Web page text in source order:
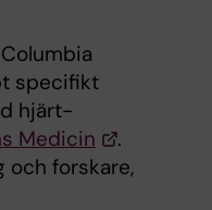
specifikt
hjärt-
Medicin
.
och forskare,